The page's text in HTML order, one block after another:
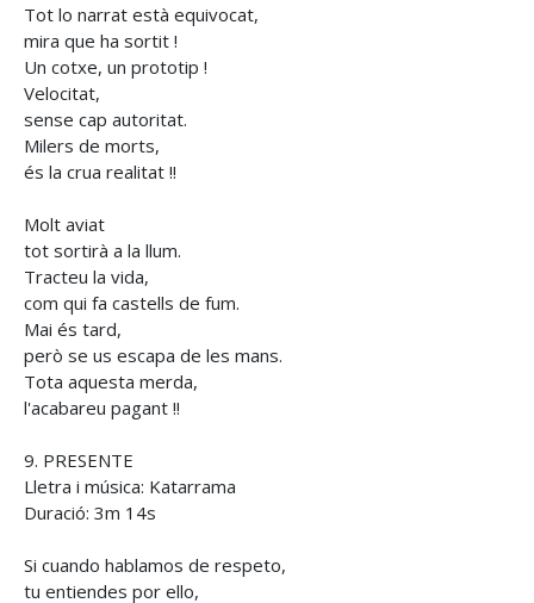
Tot lo narrat està equivocat,
mira que ha sortit !
Un cotxe, un prototip !
Velocitat,
sense cap autoritat.
Milers de morts,
és la crua realitat !!
Molt aviat
tot sortirà a la llum.
Tracteu la vida,
com qui fa castells de fum.
Mai és tard,
però se us escapa de les mans.
Tota aquesta merda,
l'acabareu pagant !!
9. PRESENTE
Lletra i música: Katarrama
Duració: 3m 14s
Si cuando hablamos de respeto,
tu entiendes por ello,